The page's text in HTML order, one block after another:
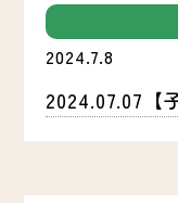
2024.7.8
2024.07.07【